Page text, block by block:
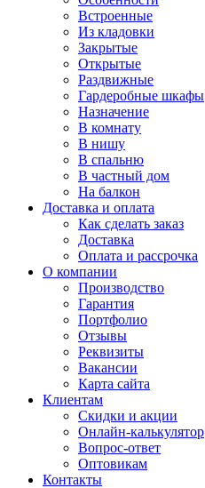
Встроенные
Из кладовки
Закрытые
Открытые
Раздвижные
Гардеробные шкафы
Назначение
В комнату
В нишу
В спальню
В частный дом
На балкон
Доставка и оплата
Как сделать заказ
Доставка
Оплата и рассрочка
О компании
Производство
Гарантия
Портфолио
Отзывы
Реквизиты
Вакансии
Карта сайта
Клиентам
Скидки и акции
Онлайн-калькулятор
Вопрос-ответ
Оптовикам
Контакты